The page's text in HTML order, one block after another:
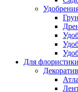
Для флористики